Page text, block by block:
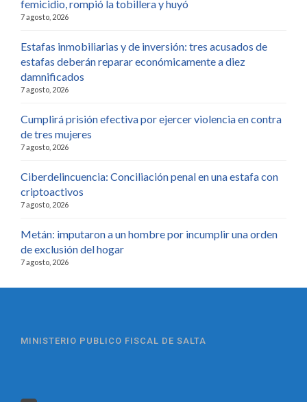
femicidio, rompió la tobillera y huyó
7 agosto, 2026
Estafas inmobiliarias y de inversión: tres acusados de
estafas deberán reparar económicamente a diez
damnificados
7 agosto, 2026
Cumplirá prisión efectiva por ejercer violencia en contra
de tres mujeres
7 agosto, 2026
Ciberdelincuencia: Conciliación penal en una estafa con
criptoactivos
7 agosto, 2026
Metán: imputaron a un hombre por incumplir una orden
de exclusión del hogar
7 agosto, 2026
MINISTERIO PUBLICO FISCAL DE SALTA